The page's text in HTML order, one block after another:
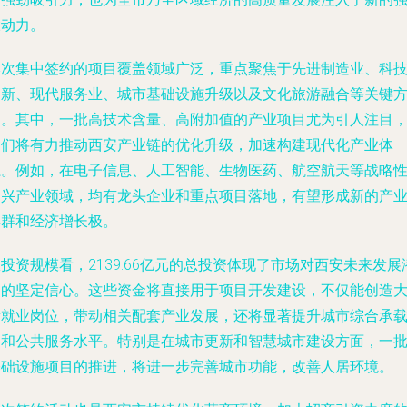
力。
集中签约的项目覆盖领域广泛，重点聚焦于先进制造业、科技
、现代服务业、城市基础设施升级以及文化旅游融合等关键方
其中，一批高技术含量、高附加值的产业项目尤为引人注目，
将有力推动西安产业链的优化升级，加速构建现代化产业体
例如，在电子信息、人工智能、生物医药、航空航天等战略性
产业领域，均有龙头企业和重点项目落地，有望形成新的产业
和经济增长极。
资规模看，2139.66亿元的总投资体现了市场对西安未来发展
坚定信心。这些资金将直接用于项目开发建设，不仅能创造大
业岗位，带动相关配套产业发展，还将显著提升城市综合承载
公共服务水平。特别是在城市更新和智慧城市建设方面，一批
设施项目的推进，将进一步完善城市功能，改善人居环境。